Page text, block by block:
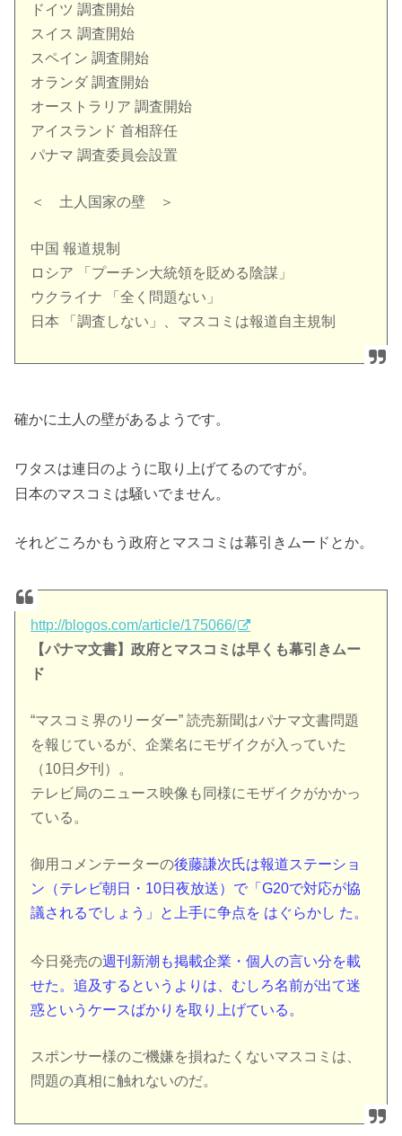
ドイツ 調査開始
スイス 調査開始
スペイン 調査開始
オランダ 調査開始
オーストラリア 調査開始
アイスランド 首相辞任
パナマ 調査委員会設置
＜ 土人国家の壁 ＞
中国 報道規制
ロシア 「プーチン大統領を貶める陰謀」
ウクライナ 「全く問題ない」
日本 「調査しない」、マスコミは報道自主規制
確かに土人の壁があるようです。
ワタスは連日のように取り上げてるのですが。
日本のマスコミは騒いでません。
それどころかもう政府とマスコミは幕引きムードとか。
http://blogos.com/article/175066/
【パナマ文書】政府とマスコミは早くも幕引きムー
ド
“マスコミ界のリーダー” 読売新聞はパナマ文書問題
を報じているが、企業名にモザイクが入っていた
（10日夕刊）。
テレビ局のニュース映像も同様にモザイクがかかっ
ている。
御用コメンテーターの後藤謙次氏は報道ステーショ
ン（テレビ朝日・10日夜放送）で「G20で対応が協
議されるでしょう」と上手に争点を はぐらかし た。
今日発売の週刊新潮も掲載企業・個人の言い分を載
せた。追及するというよりは、むしろ名前が出て迷
惑というケースばかりを取り上げている。
スポンサー様のご機嫌を損ねたくないマスコミは、
問題の真相に触れないのだ。